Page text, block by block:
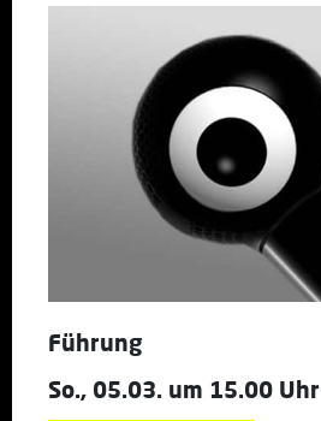
Führung
So., 05.03. um 15.00 Uhr